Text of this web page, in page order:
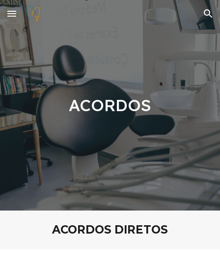
Skip to main content Skip to navigation
ACORDOS
ACORDOS DIRETOS